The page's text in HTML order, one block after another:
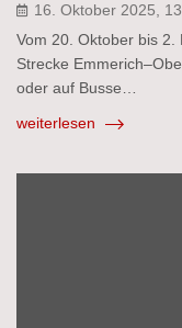
16. Oktober 2025,
Vom 20. Oktober bis
Strecke
oder auf Busse…
weiterlesen